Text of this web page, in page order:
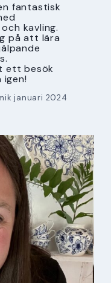
fantastisk
kavling.
på att lära
ett besök
januari 2024